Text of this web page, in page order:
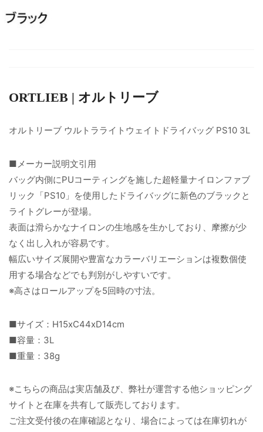
ORTLIEB | オルトリーブ
オルトリーブ ウルトラライトウェイトドライバッグ PS10 3L
■メーカー説明文引用
バッグ内側にPUコーティングを施した超軽量ナイロンファブ
リック「PS10」を使用したドライバッグに新色のブラックと
ライトグレーが登場。
表面は滑らかなナイロンの生地感を生かしており、摩擦が少
なく出し入れが容易です。
幅広いサイズ展開や豊富なカラーバリエーションは複数個使
用する場合などでも判別がしやすいです。
※高さはロールアップを5回時の寸法。
■サイズ：H15xC44xD14cm
■容量：3L
■重量：38g
※こちらの商品は実店舗及び、弊社が運営する他ショッピング
サイトと在庫を共有して販売しております。
ご注文受付後の在庫確認となり、場合によっては在庫切れが